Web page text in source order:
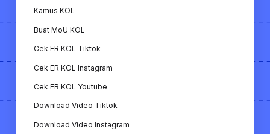
Semua fitur ini menunjukkan bahwa KOL.ID adalah
platform yang lengkap untuk mendukung
kebutuhan KOL dan merek/bisnis dalam
Kamus KOL
Buat MoU KOL
Cek ER KOL Tiktok
Cek ER KOL Instagram
Cek ER KOL Youtube
Download Video Tiktok
Download Video Instagram